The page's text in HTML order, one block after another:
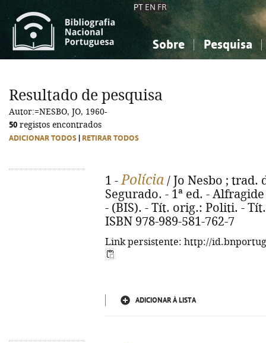
PT EN FR
Sobre Pesquisa
Ciências sociais...
Ciências sociais...
Resultado de pesquisa
Autor:=NESBO, JO, 1960-
50 registos encontrados
ADICIONAR TODOS RETIRAR TODOS
1 -Polícia / Jo Nesbo ; trad.
Segurado. - 1ª ed. -
- (BIS). - Tít. orig.: Politi. -
ISBN 978-989-581-762-7
Link persistente: http://
ADICIONAR À LISTA